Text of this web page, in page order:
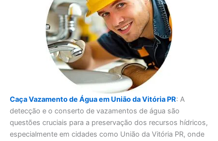
Caça Vazamento de Água em União da Vitória PR: A
detecção e o conserto de vazamentos de água são
questões cruciais para a preservação dos recursos hídricos,
especialmente em cidades como União da Vitória PR, onde